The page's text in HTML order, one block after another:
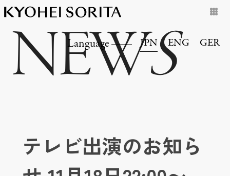
Language JPN ENG GER
NEWS
テレビ出演のお知ら